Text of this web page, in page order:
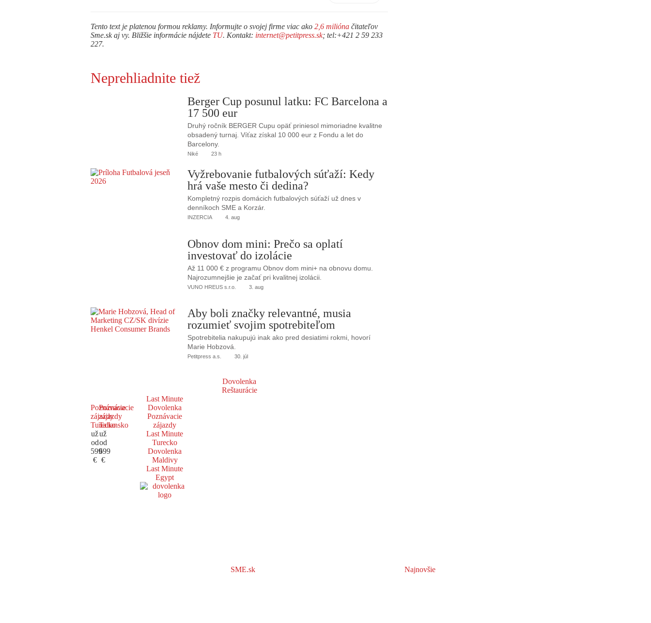
Tento text je platenou formou reklamy. Informujte o svojej firme viac ako 2,6 milióna čitateľov
Sme.sk aj vy. Bližšie informácie nájdete TU. Kontakt: internet@petitpress.sk; tel:+421 2 59 233
227.
Neprehliadnite tiež
Berger Cup posunul latku: FC Barcelona a
17 500 eur
Druhý ročník BERGER Cupu opäť priniesol mimoriadne kvalitne
obsadený turnaj. Víťaz získal 10 000 eur z Fondu a let do
Barcelony.
Niké 23 h
Vyžrebovanie futbalových súťaží: Kedy
hrá vaše mesto či dedina?
Kompletný rozpis domácich futbalových súťaží už dnes v
denníkoch SME a Korzár.
INZERCIA 4. aug
Obnov dom mini: Prečo sa oplatí
investovať do izolácie
Až 11 000 € z programu Obnov dom mini+ na obnovu domu.
Najrozumnejšie je začať pri kvalitnej izolácii.
VUNO HREUS s.r.o. 3. aug
Aby boli značky relevantné, musia
rozumieť svojim spotrebiteľom
Spotrebitelia nakupujú inak ako pred desiatimi rokmi, hovorí
Marie Hobzová.
Petitpress a.s. 30. júl
Dovolenka
Reštaurácie
Poznávacie
zájazdy
Turecko
už
od
599
€
Poznávacie
zájazdy
Taliansko
už
od
699
€
Last Minute
Dovolenka
Poznávacie
zájazdy
Last Minute
Turecko
Dovolenka
Maldivy
Last Minute
Egypt
SME.sk Najnovšie